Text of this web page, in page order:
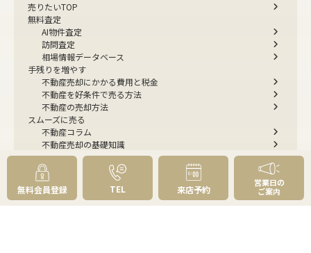
売りたいTOP
無料査定
AI物件査定
訪問査定
相場情報データベース
手残りを増やす
不動産売却にかかる費用と税金
不動産を好条件で売る方法
不動産の売却方法
スムーズに売る
不動産コラム
不動産売却の基礎知識
売却理由・物件別不動産売却のコツ
不動産売却の注意点
不動産売却後の手続き
よくあるご質問 - 売りたい
スピード売却
無料会員登録 TEL 来店予約
営業日の
ご案内